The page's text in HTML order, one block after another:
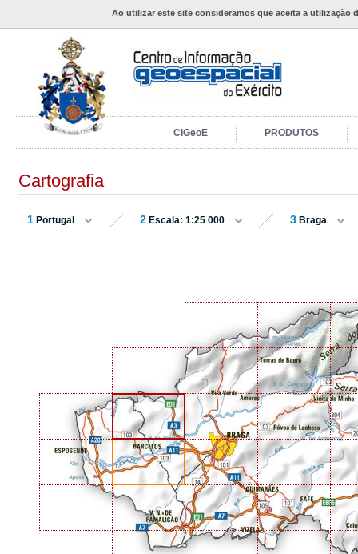
Ao utilizar este site consideramos que aceita a utilização
CIGeoE PRODUTOS
Cartografia
1 Portugal 2 Escala: 1:25 000 3 Braga